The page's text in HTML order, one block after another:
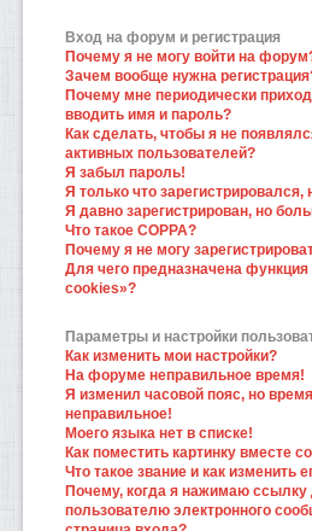
Вход на форум и регистрация
Почему я не могу войти на
Зачем вообще нужна
Почему мне периодически
вводить имя и пароль?
Как сделать, чтобы я не
активных пользователей?
Я забыл пароль!
Я только что зарегистрировался,
Я давно зарегистрирован, но
Что такое COPPA?
Почему я не могу
Для чего предназначена функция
cookies»?
Параметры и настройки
Как изменить мои настройки?
На форуме неправильное время!
Я изменил часовой пояс, но
неправильное!
Моего языка нет в списке!
Как поместить картинку вместе
Что такое звание и как изменить
Почему, когда я нажимаю ссылку
пользователю электронного